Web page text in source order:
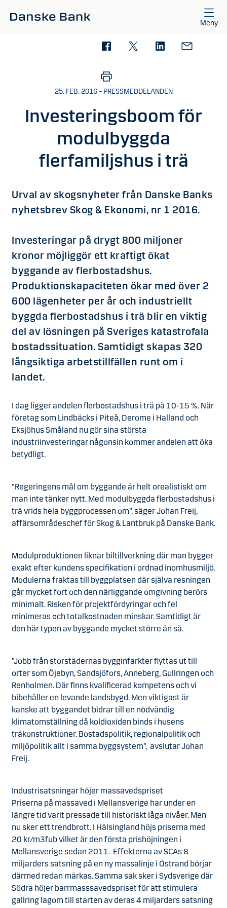
Meny
25. FEB. 2016 – PRESSMEDDELANDEN
Investeringsboom för
modulbyggda
flerfamiljshus i trä
Urval av skogsnyheter från Danske Banks
nyhetsbrev Skog & Ekonomi, nr 1 2016.
Investeringar på drygt 800 miljoner
kronor möjliggör ett kraftigt ökat
byggande av flerbostadshus.
Produktionskapaciteten ökar med över 2
600 lägenheter per år och industriellt
byggda flerbostadshus i trä blir en viktig
del av lösningen på Sveriges katastrofala
bostadssituation. Samtidigt skapas 320
långsiktiga arbetstillfällen runt om i
landet.
I dag ligger andelen flerbostadshus i trä på 10-15 %. När
företag som Lindbäcks i Piteå, Derome i Halland och
Eksjöhus Småland nu gör sina största
industriinvesteringar någonsin kommer andelen att öka
betydligt.
”Regeringens mål om byggande är helt orealistiskt om
man inte tänker nytt. Med modulbyggda flerbostadshus i
trä vrids hela byggprocessen om”, säger Johan Freij,
affärsområdeschef för Skog & Lantbruk på Danske Bank.
Modulproduktionen liknar biltillverkning där man bygger
exakt efter kundens specifikation i ordnad inomhusmiljö.
Modulerna fraktas till byggplatsen där själva resningen
går mycket fort och den närliggande omgivning berörs
minimalt. Risken för projektfördyringar och fel
minimeras och totalkostnaden minskar. Samtidigt är
den här typen av byggande mycket större än så.
”Jobb från storstädernas bygginfarkter flyttas ut till
orter som Öjebyn, Sandsjöfors, Anneberg, Gullringen och
Renholmen. Där finns kvalificerad kompetens och vi
bibehåller en levande landsbygd. Men viktigast är
kanske att byggandet bidrar till en nödvändig
klimatomställning då koldioxiden binds i husens
träkonstruktioner. Bostadspolitik, regionalpolitik och
miljöpolitik allt i samma byggsystem”, avslutar Johan
Freij.
Industrisatsningar höjer massavedspriset
Priserna på massaved i Mellansverige har under en
längre tid varit pressade till historiskt låga nivåer. Men
nu sker ett trendbrott. I Hälsingland höjs priserna med
20 kr/m3fub vilket är den första prishöjningen i
Mellansverige sedan 2011. Effekterna av SCAs 8
miljarders satsning på en ny massalinje i Östrand börjar
därmed redan märkas. Samma sak sker i Sydsverige där
Södra höjer barrmasssavedspriset för att stimulera
gallring lagom till starten av deras 4 miljarders satsning